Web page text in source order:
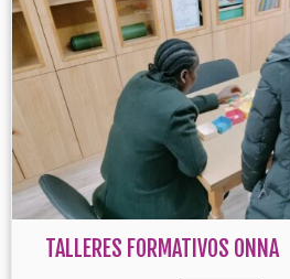
TALLERES FORMATIVOS ONNA